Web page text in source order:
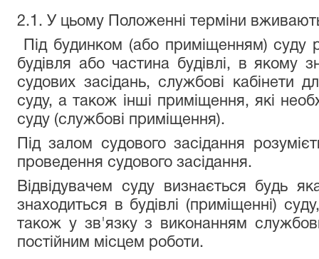
2.1. У цьому Положенні терміни
Під будинком (або приміщенням) суду
будівля або частина будівлі, в якому
судових засідань, службові кабінети
суду, а також інші приміщення, які
суду (службові приміщення).
Під залом судового засідання
проведення судового засідання.
Відвідувачем суду визнається будь
знаходиться в будівлі (приміщенні)
також у зв'язку з виконанням
постійним місцем роботи.